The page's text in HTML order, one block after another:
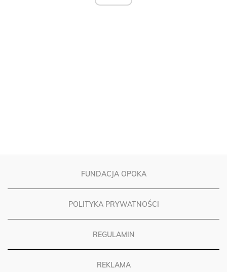
FUNDACJA OPOKA
POLITYKA PRYWATNOŚCI
REGULAMIN